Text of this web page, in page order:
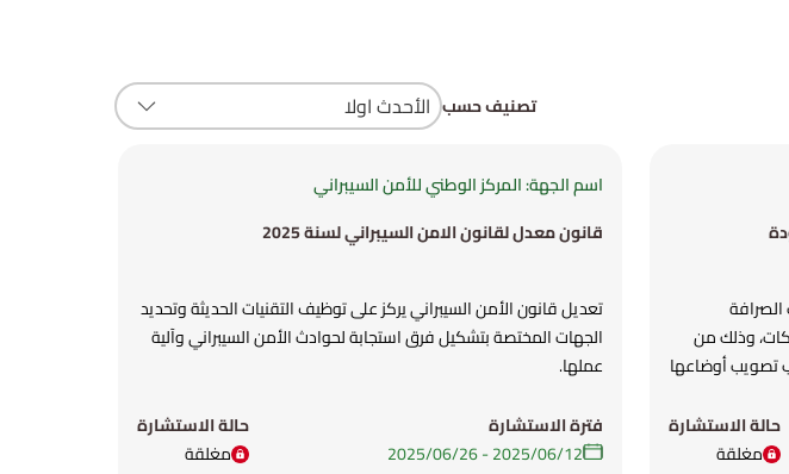
تصنيف حسب
وذلك من
تصويب أوضاعها
عدد كبير من
الواقعة
حالة الاستشارة
مغلقة
اسم الجهة: المركز الوطني للأمن السيبراني
قانون معدل لقانون الامن السيبراني لسنة 2025
تعديل قانون الأمن السيبراني يركز على توظيف التقنيات الحديثة وتحديد
الجهات المختصة بتشكيل فرق استجابة لحوادث الأمن السيبراني وآلية
عملها.
فترة الاستشارة
12‏/06‏/2025
-
26‏/06‏/2025
حالة الاستشارة
مغلقة